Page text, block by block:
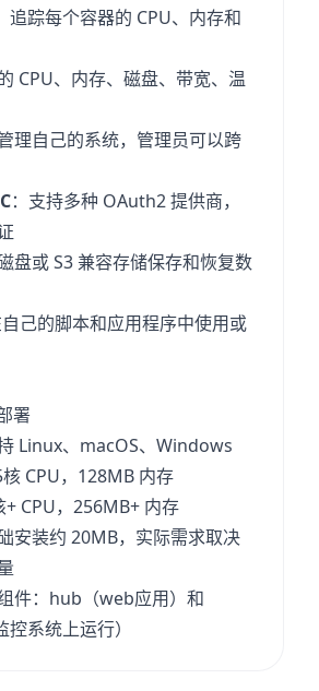
追踪每个容器的 CPU、内存和
CPU、内存、磁盘、带宽、温
理自己的系统，管理员可以跨
：支持多种 OAuth2 提供商，
盘或 S3 兼容存储保存和恢复数
自己的脚本和应用程序中使用或
署
Linux、macOS、Windows
CPU，128MB 内存
CPU，256MB+ 内存
安装约 20MB，实际需求取决
件：hub（web应用）和
系统上运行）